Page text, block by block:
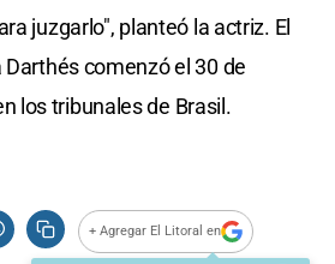
juzgarlo", planteó la actriz. El
comenzó el 30 de
los tribunales de Brasil.
+ Agregar El Litoral en